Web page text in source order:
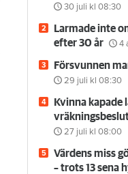
30 juli kl 08:30
Larmade inte
efter 30 år
4
Försvunnen
29 juli kl 08:30
Kvinna kapade
27 juli kl 08:00
Värdens miss
– trots 13 sena